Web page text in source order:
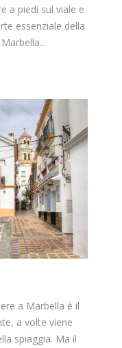
a piedi sul viale e
essenziale della
a Marbella è il
a volte viene
spiaggia. Ma il